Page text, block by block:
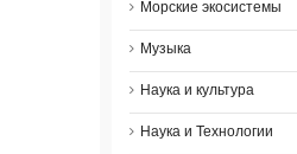
Морские экосистемы
Музыка
Наука и культура
Наука и Технологии